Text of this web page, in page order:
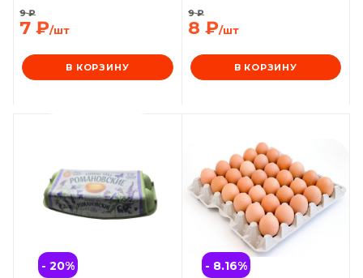
7 ₽/шт
9₽
В КОРЗИНУ
8 ₽/шт
9₽
В КОРЗИНУ
- 20% - 8.16%